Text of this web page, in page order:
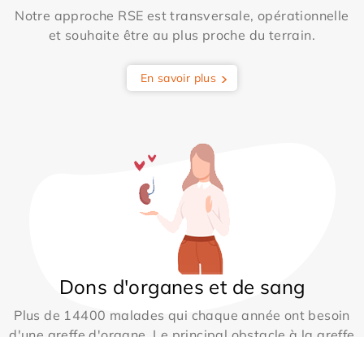
Notre approche RSE est transversale, opérationnelle
et souhaite être au plus proche du terrain.
En savoir plus
Dons d'organes et de sang
Plus de 14400 malades qui chaque année ont besoin